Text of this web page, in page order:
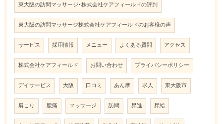
東大阪の訪問マッサージ･株式会社ケアフィールドの評判
東大阪の訪問マッサージ株式会社ケアフィールドのお客様の声
サービス 採用情報 メニュー よくある質問 アクセス
株式会社ケアフィールド お問い合わせ プライバシーポリシー
デイサービス 大阪 口コミ あん摩 求人 東大阪市
肩こり 腰痛 マッサージ 訪問 昇進 昇給